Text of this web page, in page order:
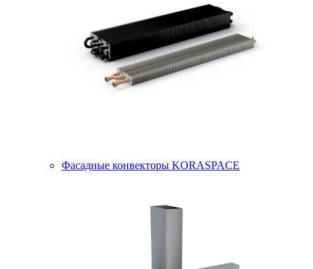
Фасадные конвекторы KORASPACE